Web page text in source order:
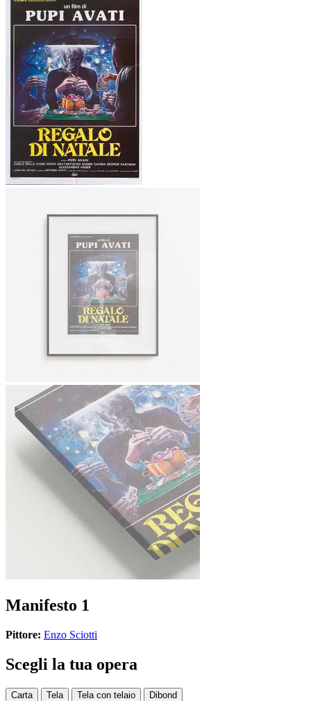
Manifesto 1
Pittore: Enzo Sciotti
Scegli la tua opera
Carta Tela Tela con telaio Dibond